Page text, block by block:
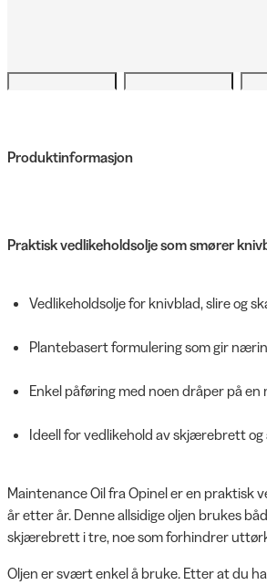
Produktinformasjon
Praktisk vedlikeholdsolje som smører
Vedlikeholdsolje for knivblad, slire og
Plantebasert formulering som gir
Enkel påføring med noen dråper på
Ideell for vedlikehold av skjærebrett
Maintenance Oil fra Opinel er en praktisk
år etter år. Denne allsidige oljen brukes
skjærebrett i tre, noe som forhindrer
Oljen er svært enkel å bruke. Etter at du